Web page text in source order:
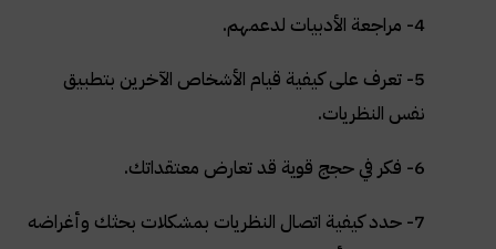
4- مراجعة الأدبيات لدعمهم
.
5- تعرف على كيفية قيام الأشخاص الآخرين بتطبيق
نفس النظريات.
6- فكر في حجج قوية قد تعارض معتقداتك
.
7- حدد كيفية اتصال النظريات بمشكلات بحثك وأغراضه